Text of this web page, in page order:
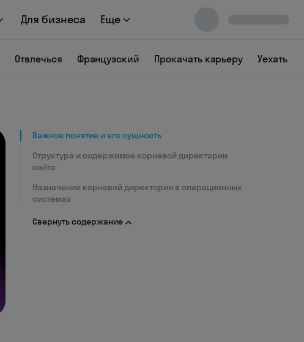
Для бизнеса Еще
Отвлечься Французский Прокачать карьеру Уехать
Важное понятие и его сущность
Структура и содержимое корневой директории
сайта
Назначение корневой директории в операционных
системах
Свернуть содержание